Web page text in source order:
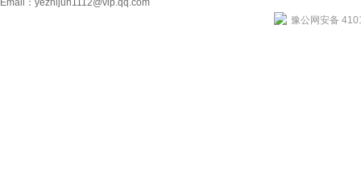
Email： yezhijun1112@vip.qq.com
豫公网安备